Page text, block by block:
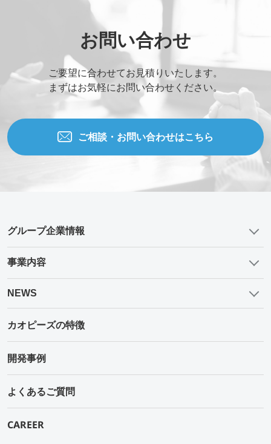
お問い合わせ
ご要望に合わせてお見積りいたします。
まずはお気軽にお問い合わせください。
ご相談・お問い合わせはこちら
グループ企業情報
事業内容
NEWS
カオピーズの特徴
開発事例
よくあるご質問
CAREER